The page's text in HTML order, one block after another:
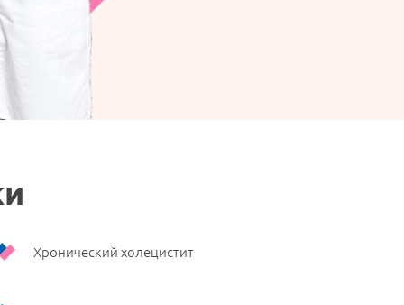
Хронический холецистит